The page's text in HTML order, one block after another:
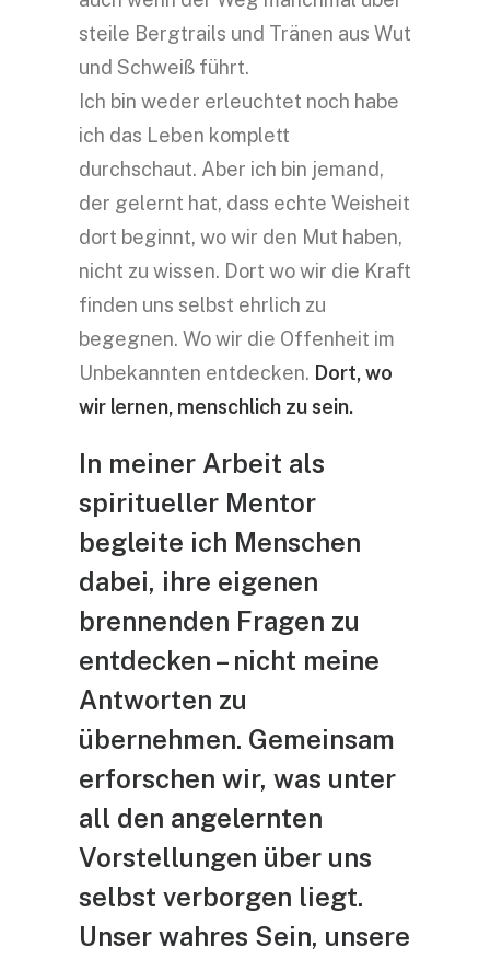
steile Bergtrails und Tränen aus Wut
und Schweiß führt.
Ich bin weder erleuchtet noch habe
ich das Leben komplett
durchschaut. Aber ich bin jemand,
der gelernt hat, dass echte Weisheit
dort beginnt, wo wir den Mut haben,
nicht zu wissen. Dort wo wir die Kraft
finden uns selbst ehrlich zu
begegnen. Wo wir die Offenheit im
Unbekannten entdecken. Dort, wo
wir lernen, menschlich zu sein.
In meiner Arbeit als
spiritueller Mentor
begleite ich Menschen
dabei, ihre eigenen
brennenden Fragen zu
entdecken – nicht meine
Antworten zu
übernehmen. Gemeinsam
erforschen wir, was unter
all den angelernten
Vorstellungen über uns
selbst verborgen liegt.
Unser wahres Sein, unsere